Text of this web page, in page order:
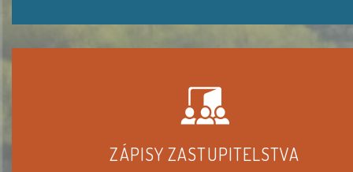
ZÁPISY ZASTUPITELSTVA